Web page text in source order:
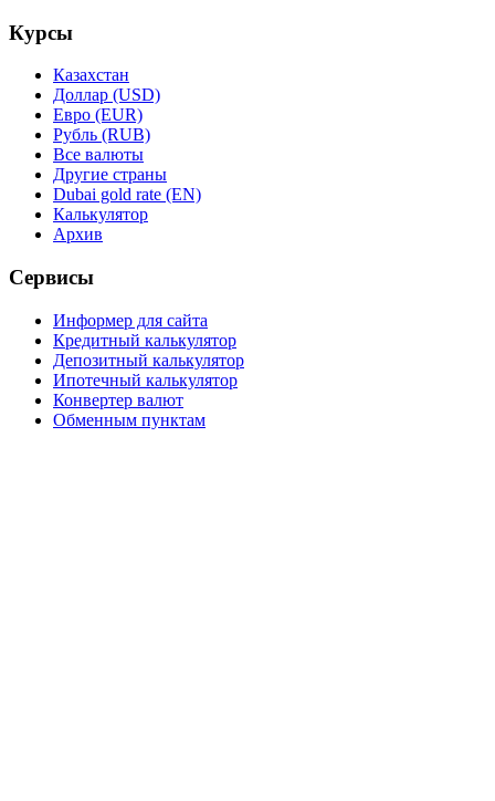
Курсы
Казахстан
Доллар (USD)
Евро (EUR)
Рубль (RUB)
Все валюты
Другие страны
Dubai gold rate (EN)
Калькулятор
Архив
Сервисы
Информер для сайта
Кредитный калькулятор
Депозитный калькулятор
Ипотечный калькулятор
Конвертер валют
Обменным пунктам